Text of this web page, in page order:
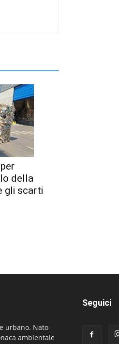
della
gli scarti
urbano. Nato
ambientale
Seguici